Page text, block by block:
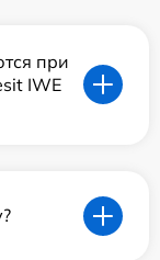
при
IWE